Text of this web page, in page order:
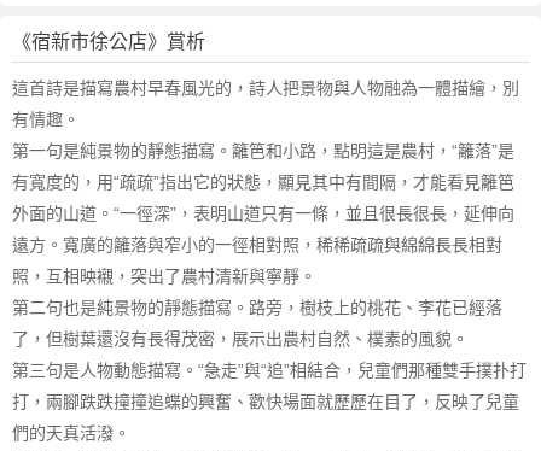
《宿新市徐公店》賞析
這首詩是描寫農村早春風光的，詩人把景物與人物融為一體描繪，別
有情趣。
第一句是純景物的靜態描寫。籬笆和小路，點明這是農村，“籬落”是
有寬度的，用“疏疏”指出它的狀態，顯見其中有間隔，才能看見籬笆
外面的山道。“一徑深”，表明山道只有一條，並且很長很長，延伸向
遠方。寬廣的籬落與窄小的一徑相對照，稀稀疏疏與綿綿長長相對
照，互相映襯，突出了農村清新與寧靜。
第二句也是純景物的靜態描寫。路旁，樹枝上的桃花、李花已經落
了，但樹葉還沒有長得茂密，展示出農村自然、樸素的風貌。
第三句是人物動態描寫。“急走”與“追”相結合，兒童們那種雙手撲扑打
打，兩腳跌跌撞撞追蝶的興奮、歡快場面就歷歷在目了，反映了兒童
們的天真活潑。